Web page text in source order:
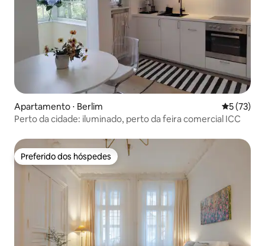
Apartamento ⋅ Berlim 5 de uma
5 (73)
Perto da cidade: iluminado, perto da feira comercial ICC
Preferido dos hóspedes
Preferido dos hóspedes